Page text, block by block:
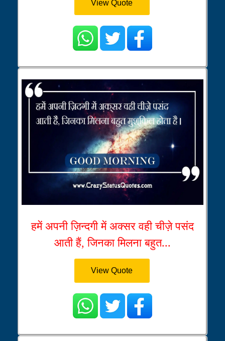
View Quote
हमें अपनी ज़िन्दगी में अक्सर वही चीज़े पसंद
आती हैं, जिनका मिलना बहुत...
View Quote